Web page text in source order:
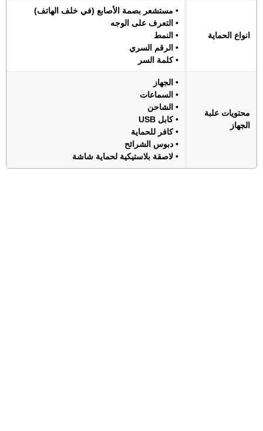
انواع الحماية
• مستشعر بصمة الأصابع (في خلف الهاتف)
• التعرف على الوجه
• النمط
• الرقم السري
• كلمة السر
محتويات علبة
الجهاز
• الجهاز
• السماعات
• الشاحن
• كابل USB
• كافر للحماية
• دبوس الشرائح
• لاصقة بلاستيكية لحماية شاشة